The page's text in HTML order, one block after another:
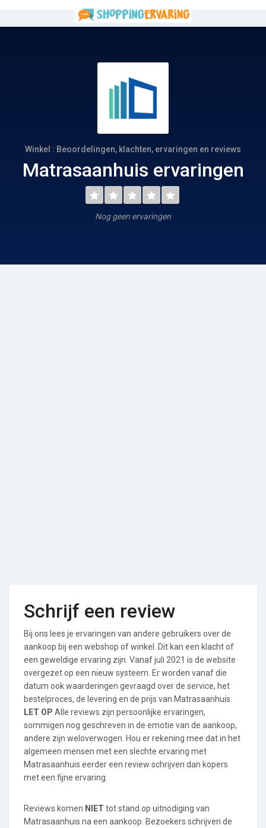
Winkel : Beoordelingen, klachten, ervaringen en reviews
Matrasaanhuis ervaringen
Nog geen ervaringen
Schrijf een review
Bij ons lees je ervaringen van andere gebruikers over de
aankoop bij een webshop of winkel. Dit kan een klacht of
een geweldige ervaring zijn. Vanaf juli 2021 is de website
overgezet op een nieuw systeem. Er worden vanaf die
datum ook waarderingen gevraagd over de service, het
bestelproces, de levering en de prijs van Matrasaanhuis.
LET OP Alle reviews zijn persoonlijke ervaringen,
sommigen nog geschreven in de emotie van de aankoop,
andere zijn weloverwogen. Hou er rekening mee dat in het
algemeen mensen met een slechte ervaring met
Matrasaanhuis eerder een review schrijven dan kopers
met een fijne ervaring.
Reviews komen NIET tot stand op uitnodiging van
Matrasaanhuis na een aankoop. Bezoekers schrijven de